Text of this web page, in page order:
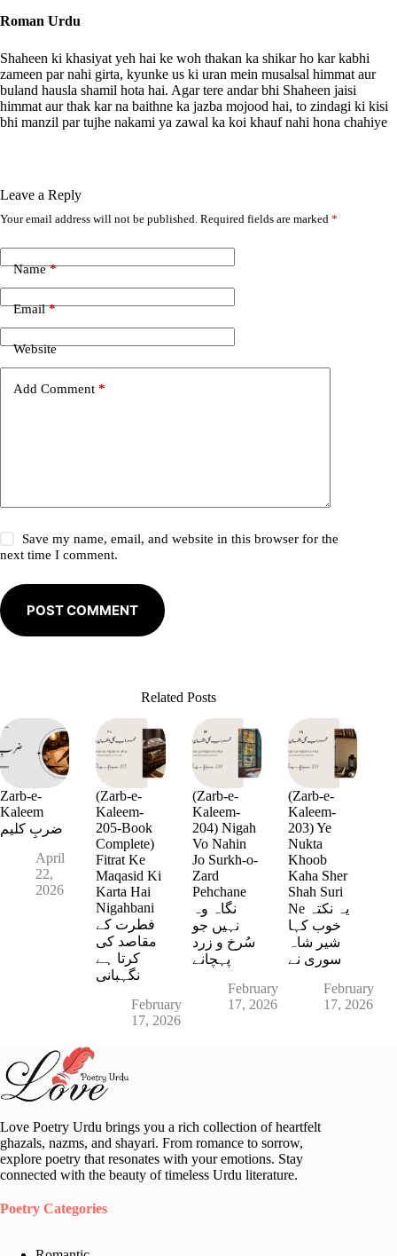
Roman Urdu
Shaheen ki khasiyat yeh hai ke woh thakan ka shikar ho kar kabhi
zameen par nahi girta, kyunke us ki uran mein musalsal himmat aur
buland hausla shamil hota hai. Agar tere andar bhi Shaheen jaisi
himmat aur thak kar na baithne ka jazba mojood hai, to zindagi ki kisi
bhi manzil par tujhe nakami ya zawal ka koi khauf nahi hona chahiye
Leave a Reply
Your email address will not be published. Required fields are marked *
Name*
Email*
Website
Add Comment *
Save my name, email, and website in this browser for the
next time I comment.
POST COMMENT
A
t
e
t
i
Related Posts
Zarb-e-
Kaleem
ضربِ کلیم
April
22,
2026
(Zarb-e-
Kaleem-
205-Book
Complete)
Fitrat Ke
Maqasid Ki
Karta Hai
Nigahbani
فطرت کے
مقاصد کی
کرتا ہے
نگہبانی
February
17, 2026
(Zarb-e-
Kaleem-
204) Nigah
Vo Nahin
Jo Surkh-o-
Zard
Pehchane
نگاہ وہ
نہیں جو
سُرخ و زرد
پہچانے
February
17, 2026
(Zarb-e-
Kaleem-
203) Ye
Nukta
Khoob
Kaha Sher
Shah Suri
Ne یہ نکتہ
خوب کہا
شیر شاہ
سوری نے
February
17, 2026
Love Poetry Urdu brings you a rich collection of heartfelt
ghazals, nazms, and shayari. From romance to sorrow,
explore poetry that resonates with your emotions. Stay
connected with the beauty of timeless Urdu literature.
Poetry Categories